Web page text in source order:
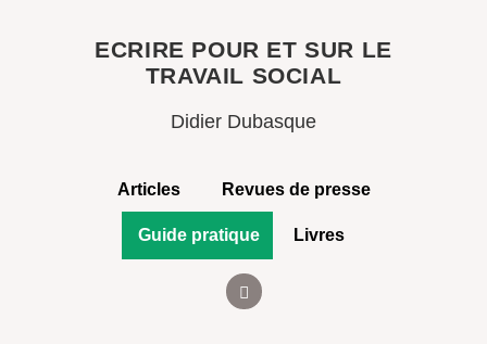
ECRIRE POUR ET SUR LE
TRAVAIL SOCIAL
Didier Dubasque
Articles Revues de presse
Guide pratique Livres